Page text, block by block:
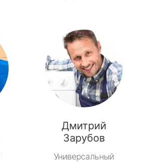
Дмитрий
Зарубов
Универсальный